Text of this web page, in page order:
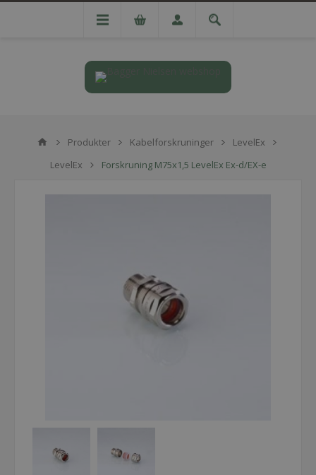
Produkter Kabelforskruninger
LevelEx
LevelEx
Forskruning M75x1,5 LevelEx Ex-d/EX-e